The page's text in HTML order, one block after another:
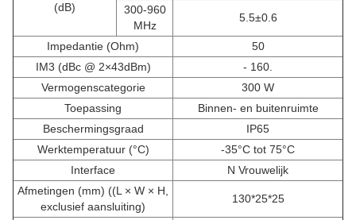
(dB)
300-960
MHz
5.5±0.6
Impedantie (Ohm)
50
IM3 (dBc @ 2×43dBm)
- 160.
Vermogenscategorie
300 W
Toepassing
Binnen- en buitenruimte
Beschermingsgraad
IP65
Werktemperatuur (°C)
-35°C tot 75°C
Interface
N Vrouwelijk
Afmetingen (mm) ((L × W × H,
exclusief aansluiting)
130*25*25